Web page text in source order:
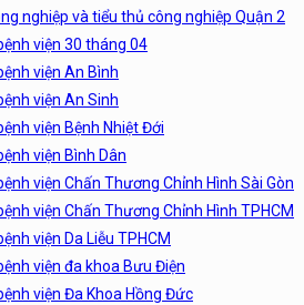
nghiệp và tiểu thủ công nghiệp Quận 2
viện 30 tháng 04
viện An Bình
viện An Sinh
viện Bệnh Nhiệt Đới
viện Bình Dân
viện Chấn Thương Chỉnh Hình Sài Gòn
viện Chấn Thương Chỉnh Hình TPHCM
viện Da Liễu TPHCM
viện đa khoa Bưu Điện
viện Đa Khoa Hồng Đức